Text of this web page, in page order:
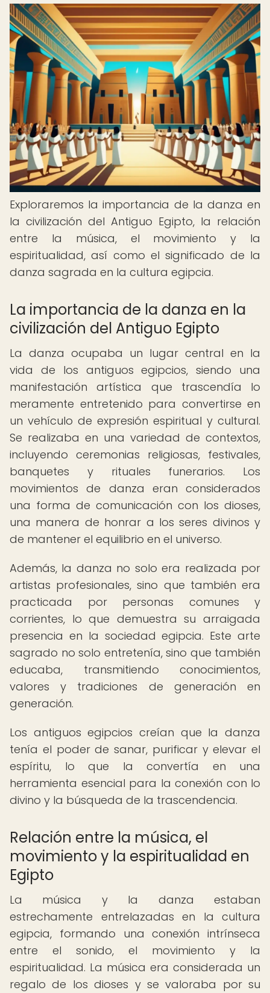
Exploraremos la importancia de la danza en
la civilización del Antiguo Egipto, la relación
entre la música, el movimiento y la
espiritualidad, así como el significado de la
danza sagrada en la cultura egipcia.
La importancia de la danza en la
civilización del Antiguo Egipto
La danza ocupaba un lugar central en la
vida de los antiguos egipcios, siendo una
manifestación artística que trascendía lo
meramente entretenido para convertirse en
un vehículo de expresión espiritual y cultural.
Se realizaba en una variedad de contextos,
incluyendo ceremonias religiosas, festivales,
banquetes y rituales funerarios. Los
movimientos de danza eran considerados
una forma de comunicación con los dioses,
una manera de honrar a los seres divinos y
de mantener el equilibrio en el universo.
Además, la danza no solo era realizada por
artistas profesionales, sino que también era
practicada por personas comunes y
corrientes, lo que demuestra su arraigada
presencia en la sociedad egipcia. Este arte
sagrado no solo entretenía, sino que también
educaba, transmitiendo conocimientos,
valores y tradiciones de generación en
generación.
Los antiguos egipcios creían que la danza
tenía el poder de sanar, purificar y elevar el
espíritu, lo que la convertía en una
herramienta esencial para la conexión con lo
divino y la búsqueda de la trascendencia.
Relación entre la música, el
movimiento y la espiritualidad en
Egipto
La música y la danza estaban
estrechamente entrelazadas en la cultura
egipcia, formando una conexión intrínseca
entre el sonido, el movimiento y la
espiritualidad. La música era considerada un
regalo de los dioses y se valoraba por su